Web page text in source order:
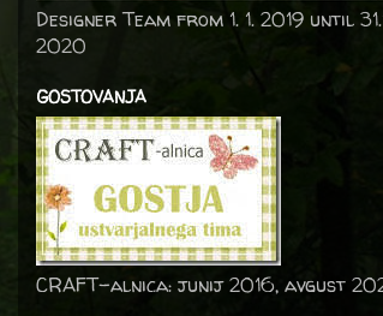
Designer Team from 1. 1. 2019 until
2020
GOSTOVANJA
CRAFT-alnica: junij 2016, avgust